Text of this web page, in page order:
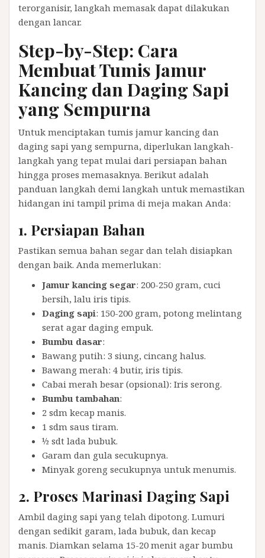
terorganisir, langkah memasak dapat dilakukan
dengan lancar.
Step-by-Step: Cara
Membuat Tumis Jamur
Kancing dan Daging Sapi
yang Sempurna
Untuk menciptakan tumis jamur kancing dan
daging sapi yang sempurna, diperlukan langkah-
langkah yang tepat mulai dari persiapan bahan
hingga proses memasaknya. Berikut adalah
panduan langkah demi langkah untuk memastikan
hidangan ini tampil prima di meja makan Anda:
1. Persiapan Bahan
Pastikan semua bahan segar dan telah disiapkan
dengan baik. Anda memerlukan:
Jamur kancing segar: 200-250 gram, cuci
bersih, lalu iris tipis.
Daging sapi: 150-200 gram, potong melintang
serat agar daging empuk.
Bumbu dasar:
Bawang putih: 3 siung, cincang halus.
Bawang merah: 4 butir, iris tipis.
Cabai merah besar (opsional): Iris serong.
Bumbu tambahan:
2 sdm kecap manis.
1 sdm saus tiram.
½ sdt lada bubuk.
Garam dan gula secukupnya.
Minyak goreng secukupnya untuk menumis.
2. Proses Marinasi Daging Sapi
Ambil daging sapi yang telah dipotong. Lumuri
dengan sedikit garam, lada bubuk, dan kecap
manis. Diamkan selama 15-20 menit agar bumbu